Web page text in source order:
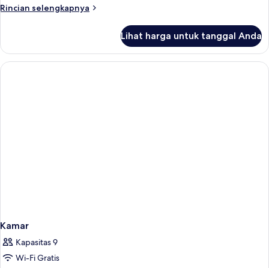
Rincian selengkapnya
Rincian
Kamar
Lihat harga untuk tanggal Anda
Kamar
Kapasitas 9
Wi-Fi Gratis